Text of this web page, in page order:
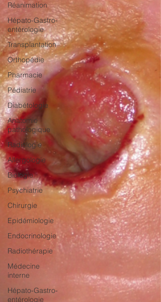
Réanimation
Hépato-Gastro-
entérologie
Transplantation
Orthopédie
Pharmacie
Pédiatrie
Diabétologie
Anatomie
pathologique
Radiologie
Allergologie
Biologie
Psychiatrie
Chirurgie
Epidémiologie
Endocrinologie
Radiothérapie
Médecine
interne
Hépato-Gastro-
entérologie